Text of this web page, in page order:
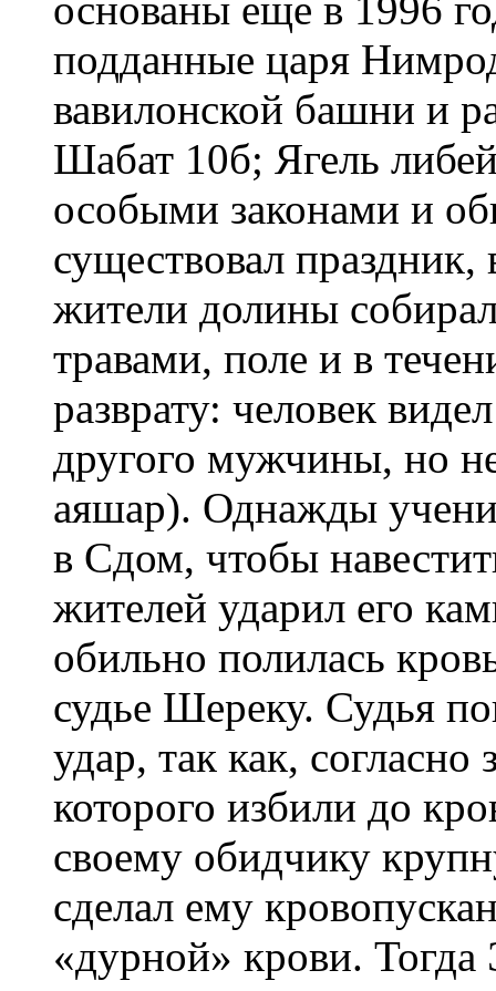
подданные царя
вавилонской башни и
Шабат 10б; Ягель
особыми законами и
существовал праздник,
жители долины
травами, поле и в
разврату: человек
другого мужчины, но
аяшар). Однажды
в Сдом, чтобы
жителей ударил его
обильно полилась
судье Шереку. Судья
удар, так как,
которого избили до
своему обидчику
сделал ему
«дурной» крови. Тогда